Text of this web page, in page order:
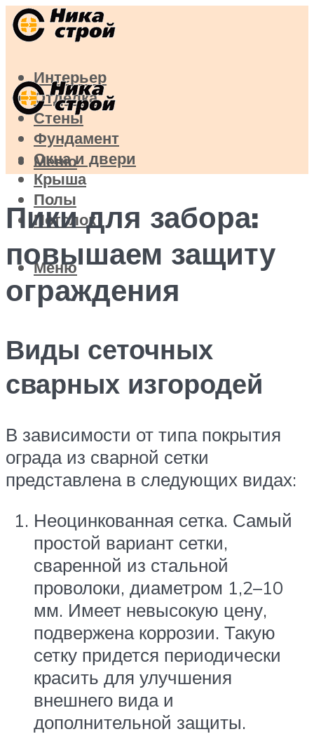
Интерьер
Отделка
Стены
Фундамент
Окна и двери
Крыша
Полы
Потолок
Меню
Меню
Пики для забора:
повышаем защиту
ограждения
Виды сеточных
сварных изгородей
В зависимости от типа покрытия
ограда из сварной сетки
представлена в следующих видах:
Неоцинкованная сетка. Самый
простой вариант сетки,
сваренной из стальной
проволоки, диаметром 1,2–10
мм. Имеет невысокую цену,
подвержена коррозии. Такую
сетку придется периодически
красить для улучшения
внешнего вида и
дополнительной защиты.